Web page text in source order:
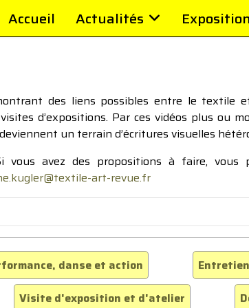
Accueil Actualités
des liens possibles entre le textile
d’expositions. Par ces vidéos plus ou
un terrain d’écritures visuelles
avez des propositions à faire, vous
art-revue.fr
danse et action
Visite d'exposition et d'atelier